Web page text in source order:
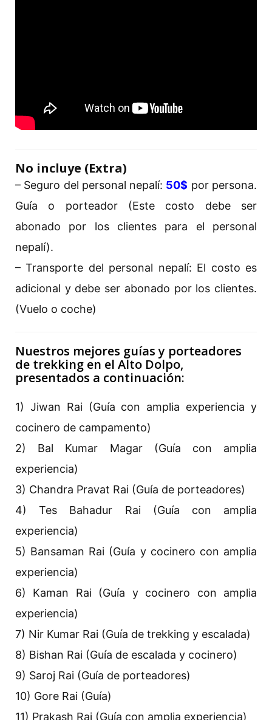
No incluye (Extra)
– Seguro del personal nepalí: 50$ por persona.
Guía o porteador (Este costo debe ser
abonado por los clientes para el personal
nepalí).
– Transporte del personal nepalí: El costo es
adicional y debe ser abonado por los clientes.
(Vuelo o coche)
Nuestros mejores guías y porteadores
de trekking en el Alto Dolpo,
presentados a continuación:
1) Jiwan Rai (Guía con amplia experiencia y
cocinero de campamento)
2) Bal Kumar Magar (Guía con amplia
experiencia)
3) Chandra Pravat Rai (Guía de porteadores)
4) Tes Bahadur Rai (Guía con amplia
experiencia)
5) Bansaman Rai (Guía y cocinero con amplia
experiencia)
6) Kaman Rai (Guía y cocinero con amplia
experiencia)
7) Nir Kumar Rai (Guía de trekking y escalada)
8) Bishan Rai (Guía de escalada y cocinero)
9) Saroj Rai (Guía de porteadores)
10) Gore Rai (Guía)
11) Prakash Rai (Guía con amplia experiencia)